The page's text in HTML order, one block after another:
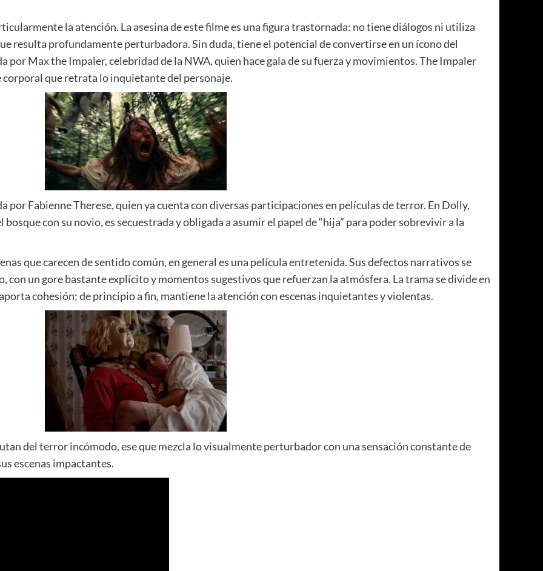
la atención. La asesina de este filme es una figura trastornada: no tiene diálogos ni utiliza
resulta profundamente perturbadora. Sin duda, tiene el potencial de convertirse en un ícono del
por Max the Impaler, celebridad de la NWA, quien hace gala de su fuerza y movimientos. The Impaler
que retrata lo inquietante del personaje.
Fabienne Therese, quien ya cuenta con diversas participaciones en películas de terror. En Dolly,
con su novio, es secuestrada y obligada a asumir el papel de “hija” para poder sobrevivir a la
que carecen de sentido común, en general es una película entretenida. Sus defectos narrativos se
con un gore bastante explícito y momentos sugestivos que refuerzan la atmósfera. La trama se divide en
cohesión; de principio a fin, mantiene la atención con escenas inquietantes y violentas.
del terror incómodo, ese que mezcla lo visualmente perturbador con una sensación constante de
escenas impactantes.